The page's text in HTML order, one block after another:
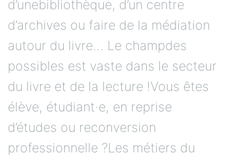
d’unebibliothèque, d’un centre
d’archives ou faire de la médiation
autour du livre… Le champdes
possibles est vaste dans le secteur
du livre et de la lecture !Vous êtes
élève, étudiant·e, en reprise
d’études ou reconversion
professionnelle ?Les métiers du